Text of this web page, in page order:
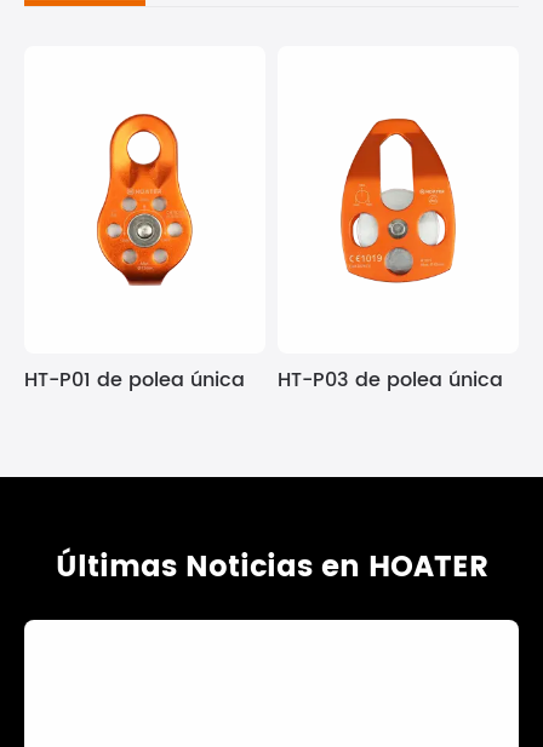
HT-P01 de polea única HT-P03 de polea única
Últimas Noticias en HOATER